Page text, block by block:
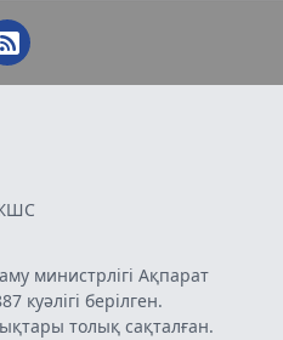
министрлігі Ақпарат
куәлігі берілген.
толық сақталған.